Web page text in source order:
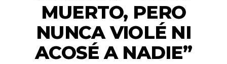
MUERTO, PERO
NUNCA VIOLÉ NI
ACOSÉ A NADIE”